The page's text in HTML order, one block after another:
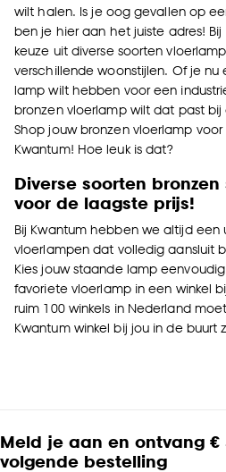
wilt halen. Is je oog gevallen op
ben je hier aan het juiste adres!
keuze uit diverse soorten
verschillende woonstijlen. Of je nu
lamp wilt hebben voor een
bronzen vloerlamp wilt dat past
Shop jouw bronzen vloerlamp
Kwantum! Hoe leuk is dat?
Diverse soorten
voor de laagste prijs!
Bij Kwantum hebben we altijd een
vloerlampen dat volledig aansluit
Kies jouw staande lamp
favoriete vloerlamp in een winkel
ruim 100 winkels in Nederland
Kwantum winkel bij jou in de buurt
Meld je aan en ontvang €
volgende bestelling